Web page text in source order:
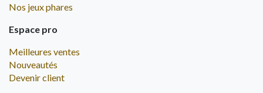
Nos jeux phares
Espace pro
Meilleures ventes
Nouveautés
Devenir client